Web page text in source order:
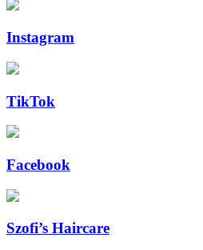
Instagram
TikTok
Facebook
Szofi’s Haircare